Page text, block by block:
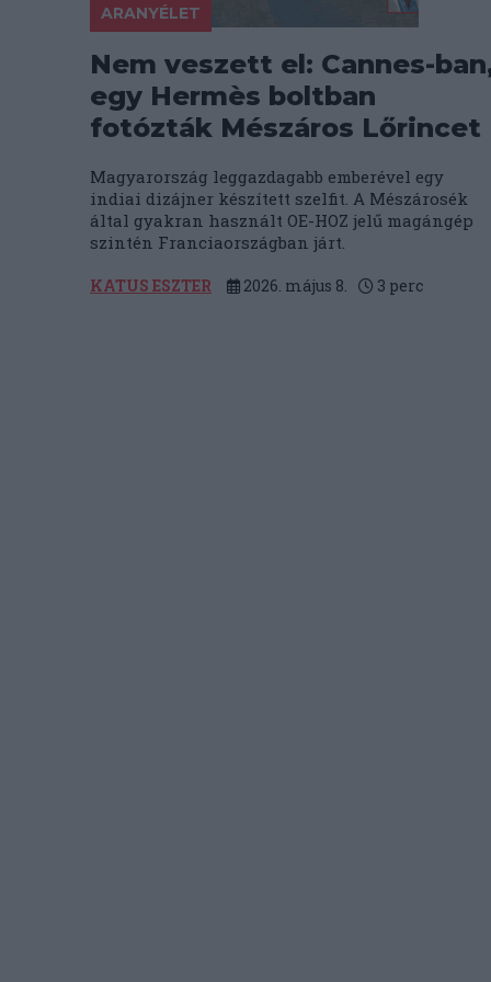
ARANYÉLET
Nem veszett el: Cannes-
egy Hermès boltban
fotózták Mészáros Lőrincet
Magyarország leggazdagabb emberével egy
indiai dizájner készített szelfit. A Mészárosék
által gyakran használt OE-HOZ jelű magángép
szintén Franciaországban járt.
KATUS ESZTER 2026. május 8. 3 perc